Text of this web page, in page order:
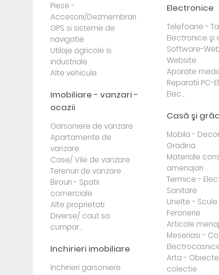
Piese -
Accesorii/Dezmembrari
GPS si sisteme de
navigatie
Utilaje agricole si
industriale
Alte vehicule
Imobiliare - vanzari -
ocazii
Garsoniere de vanzare
Apartamente de
vanzare
Case/ Vile de vanzare
Terenuri de vanzare
Birouri - Spatii
comerciale
Alte proprietati
Diverse/ caut sa
cumpar...
Inchirieri imobiliare
Inchirieri garsoniere
Electronice
Telefoane -
Electronice
Software-
Website
Aparate
Reparatii PC-
Elec...
Casă şi
Mobila -
Gradina
Materiale
amenajari
Termice -
Sanitare
Unelte -
Feronerie
Articole menaj
Meseriasi -
Arta -
colectie